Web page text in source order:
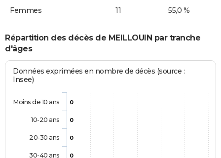
Femmes 11 55,0 %
Répartition des décès de MEILLOUIN par tranche
d'âges
Données exprimées en nombre de décès (source :
Insee)
0
0
0
0
Moins de 10 ans
10-20 ans
20-30 ans
30-40 ans